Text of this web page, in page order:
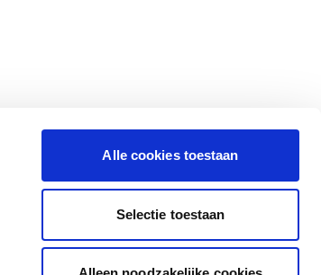
Alle cookies toestaan
Selectie toestaan